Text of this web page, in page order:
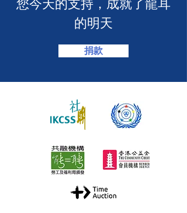
​您今天的支持，成就了龍耳
的明天
捐款